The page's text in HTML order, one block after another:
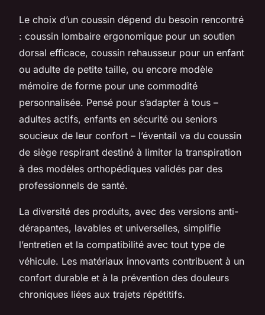
Le choix d’un coussin dépend du besoin rencontré
: coussin lombaire ergonomique pour un soutien
dorsal efficace, coussin rehausseur pour un enfant
ou adulte de petite taille, ou encore modèle
mémoire de forme pour une commodité
personnalisée. Pensé pour s’adapter à tous –
adultes actifs, enfants en sécurité ou seniors
soucieux de leur confort – l’éventail va du coussin
de siège respirant destiné à limiter la transpiration
à des modèles orthopédiques validés par des
professionnels de santé.
La diversité des produits, avec des versions anti-
dérapantes, lavables et universelles, simplifie
l’entretien et la compatibilité avec tout type de
véhicule. Les matériaux innovants contribuent à un
confort durable et à la prévention des douleurs
chroniques liées aux trajets répétitifs.